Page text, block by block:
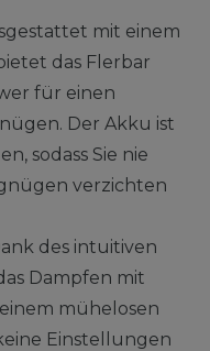
mit einem
das Flerbar
für einen
Der Akku ist
sodass Sie nie
verzichten
des intuitiven
Dampfen mit
mühelosen
Einstellungen